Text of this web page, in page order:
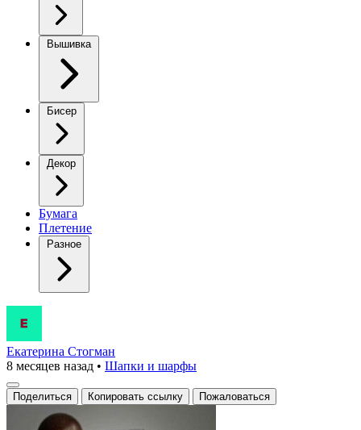
Вышивка
Бисер
Декор
Бумага
Плетение
Разное
Вязаный
снуд
с
геометрическим
узором
Екатерина Стогман
8 месяцев назад • Шапки и шарфы
Поделиться Копировать ссылку Пожаловаться